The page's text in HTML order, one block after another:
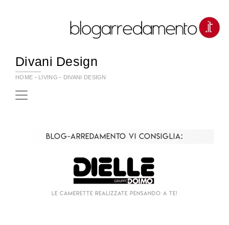
Divani Design
HOME - LIVING - DIVANI DESIGN
Blog-Arredamento vi consiglia:
Le camerette realizzate pensando a te!